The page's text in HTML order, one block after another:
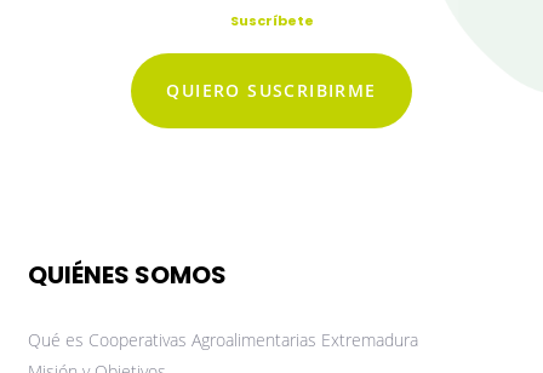
Suscríbete
QUIERO SUSCRIBIRME
QUIÉNES SOMOS
Qué es Cooperativas Agroalimentarias Extremadura